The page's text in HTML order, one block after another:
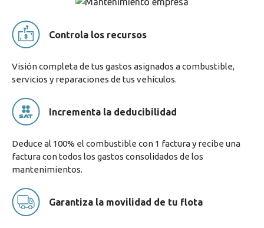
Controla los recursos
Visión completa de tus gastos asignados a combustible,
servicios y reparaciones de tus vehículos.
Incrementa la deducibilidad
Deduce al 100% el combustible con 1 factura y recibe una
factura con todos los gastos consolidados de los
mantenimientos.
Garantiza la movilidad de tu flota